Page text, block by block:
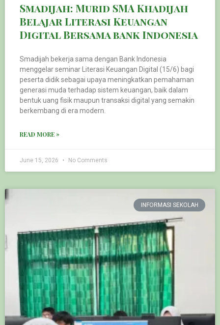
Smadijah: Murid SMA Khadijah
Belajar Literasi Keuangan
Digital Bersama bank Indonesia
Smadijah bekerja sama dengan Bank Indonesia
menggelar seminar Literasi Keuangan Digital (15/6) bagi
peserta didik sebagai upaya meningkatkan pemahaman
generasi muda terhadap sistem keuangan, baik dalam
bentuk uang fisik maupun transaksi digital yang semakin
berkembang di era modern.
READ MORE »
June 15, 2026 No Comments
INFORMASI SEKOLAH